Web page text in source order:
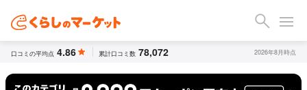
口コミの平均点 4.86 累計口コミ数 78,072 2026年8月時点